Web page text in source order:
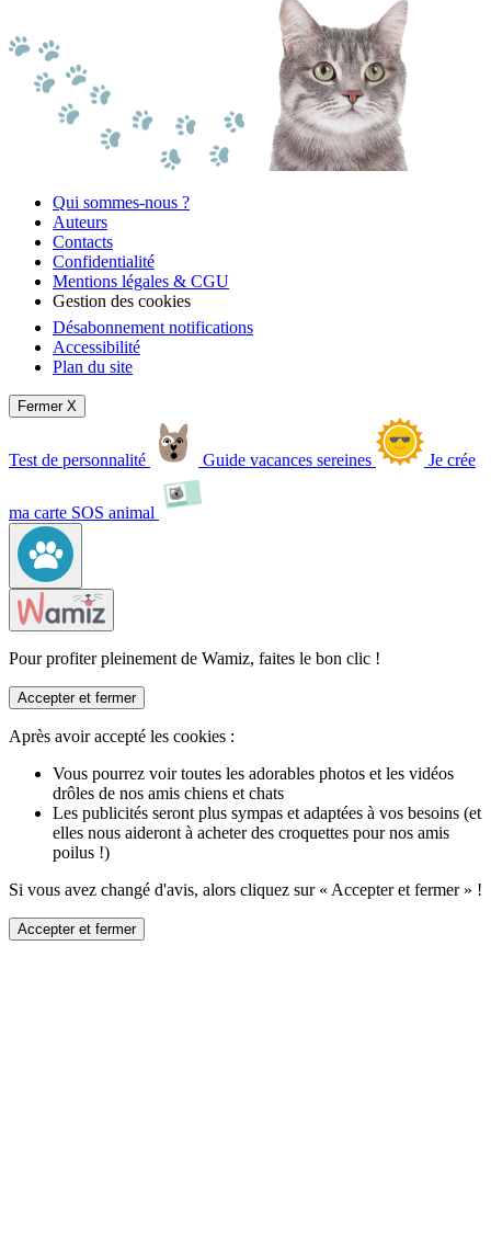
Qui sommes-nous ?
Auteurs
Contacts
Confidentialité
Mentions légales & CGU
Gestion des cookies
Désabonnement notifications
Accessibilité
Plan du site
Fermer X
Test de personnalité Guide vacances sereines Je crée
ma carte SOS animal
Pour profiter pleinement de Wamiz, faites le bon clic !
Accepter et fermer
Après avoir accepté les cookies :
Vous pourrez voir toutes les adorables photos et les vidéos
drôles de nos amis chiens et chats
Les publicités seront plus sympas et adaptées à vos besoins (et
elles nous aideront à acheter des croquettes pour nos amis
poilus !)
Si vous avez changé d'avis, alors cliquez sur « Accepter et fermer » !
Accepter et fermer